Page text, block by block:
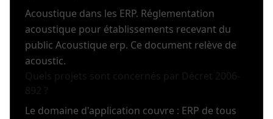
Acoustique dans les ERP. Réglementation
acoustique pour établissements recevant du
public Acoustique erp. Ce document relève de
acoustic.
Le domaine d'application couvre : ERP de tous